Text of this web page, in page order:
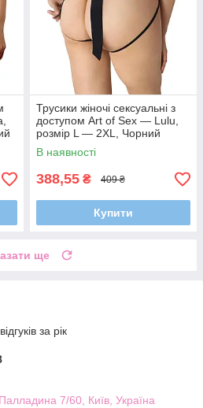
Трусики жіночі сексуальні з
доступом Art of Sex — Lulu,
розмір L — 2XL, Чорний
В наявності
388,55 ₴ 409 ₴
Купити
ще
за рік
7/60, Київ, Україна